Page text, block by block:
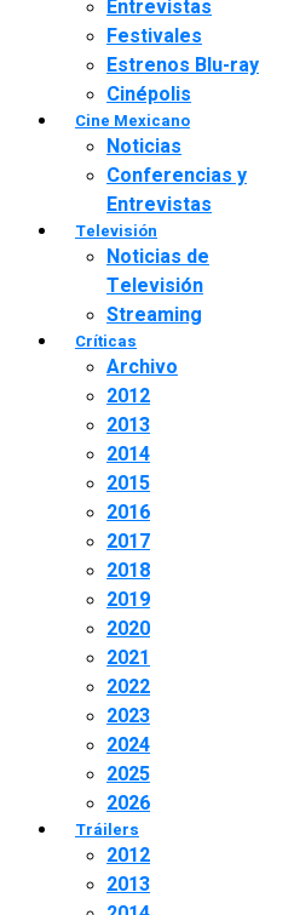
Entrevistas
Festivales
Estrenos Blu-ray
Cinépolis
Cine Mexicano
Noticias
Conferencias y
Entrevistas
Televisión
Noticias de
Televisión
Streaming
Críticas
Archivo
2012
2013
2014
2015
2016
2017
2018
2019
2020
2021
2022
2023
2024
2025
2026
Tráilers
2012
2013